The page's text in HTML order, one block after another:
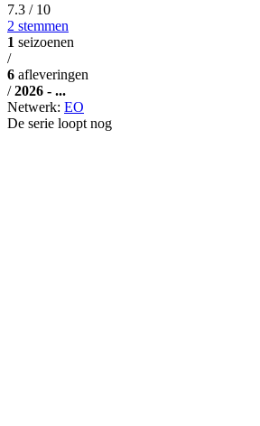
7.3 / 10
2 stemmen
1 seizoenen
/
6 afleveringen
/ 2026 - ...
Netwerk: EO
De serie loopt nog